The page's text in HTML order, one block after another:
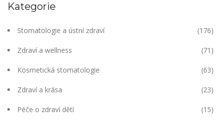
Kategorie
Stomatologie a ústní zdraví (176)
Zdraví a wellness (71)
Kosmetická stomatologie (63)
Zdraví a krása (23)
Péče o zdraví dětí (15)